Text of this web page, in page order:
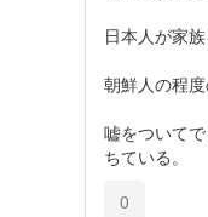
日本人が家
朝鮮人の程度
嘘をついて
ちている。
0